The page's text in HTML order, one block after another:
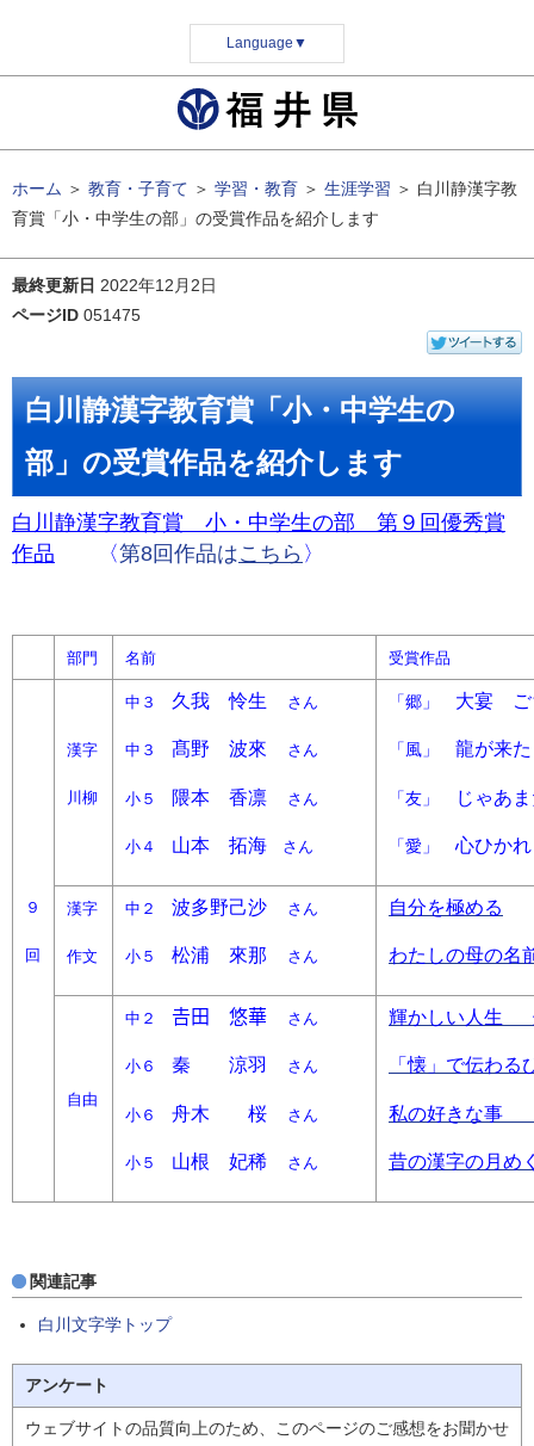
Language ▼
ホーム ＞ 教育・子育て ＞ 学習・教育 ＞ 生涯学習 ＞ 白川静漢字教
育賞「小・中学生の部」の受賞作品を紹介します
最終更新日 2022年12月2日
ページID 051475
白川静漢字教育賞「小・中学生の
部」の受賞作品を紹介します
白川静漢字教育賞 小・中学生の部 第９回優秀賞
作品 〈第8回作品はこちら 〉
部門 名前 受賞作品
９
回
漢字
川柳
中３ 久我 怜生 さん
中３ 髙野 波來 さん
小５ 隈本 香凛 さん
小４ 山本 拓海 さん
「郷」 大宴 ご
「風」 龍が来
「友」 じゃあ
「愛」 心ひか
漢字
作文
中２ 波多野己沙 さん
小５ 松浦 來那 さん
自分を極める
わたしの母の名
自由
中２ 𠮷田 悠華 さん
小６ 秦 涼羽 さん
小６ 舟木 桜 さん
小５ 山根 妃稀 さん
輝かしい人生
「懐」で伝わ
私の好きな事
昔の漢字の月め
関連記事
白川文字学トップ
アンケート
ウェブサイトの品質向上のため、このページのご感想をお聞かせ